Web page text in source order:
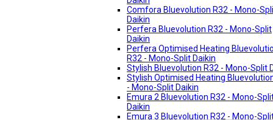
Comfora Bluevolution R32 - Mono-
Daikin
Perfera Bluevolution R32 - Mono-Split
Daikin
Perfera Optimised Heating
R32 - Mono-Split Daikin
Stylish Bluevolution R32 - Mono-Split
Stylish Optimised Heating
- Mono-Split Daikin
Emura 2 Bluevolution R32 - Mono-
Daikin
Emura 3 Bluevolution R32 - Mono-